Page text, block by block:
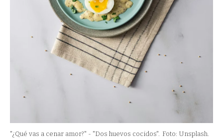
"¿Qué vas a cenar amor?" - "Dos huevos cocidos". Foto: Unsplash.